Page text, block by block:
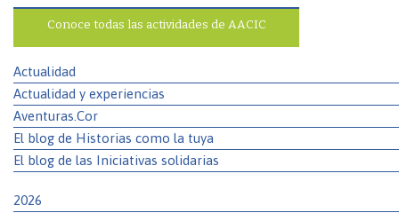
Conoce todas las actividades de AACIC
Actualidad
Actualidad y experiencias
Aventuras.Cor
El blog de Historias como la tuya
El blog de las Iniciativas solidarias
2026